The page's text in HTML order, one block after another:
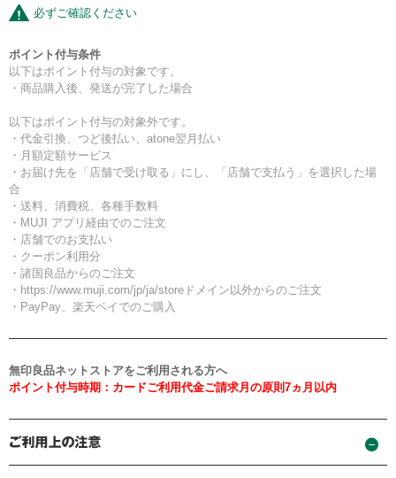
必ずご確認ください
ポイント付与条件
以下はポイント付与の対象です。
・商品購入後、発送が完了した場合
以下はポイント付与の対象外です。
・代金引換、つど後払い、atone翌月払い
・月額定額サービス
・お届け先を「店舗で受け取る」にし、「店舗で支払う」を選択した場
合
・送料、消費税、各種手数料
・MUJI アプリ経由でのご注文
・店舗でのお支払い
・クーポン利用分
・諸国良品からのご注文
・https://www.muji.com/jp/ja/storeドメイン以外からのご注文
・PayPay、楽天ペイでのご購入
無印良品ネットストアをご利用される方へ
ポイント付与時期：カードご利用代金ご請求月の原則7ヵ月以内